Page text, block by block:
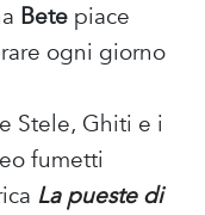
Bete piace
ogni giorno
Stele, Ghiti e i
fumetti
La pueste di